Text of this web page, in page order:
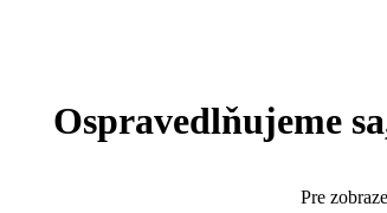
Ospravedlňujeme
Pre